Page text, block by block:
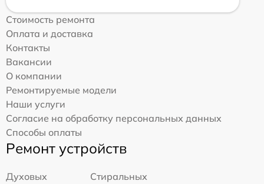
Стоимость ремонта
Оплата и доставка
Контакты
Вакансии
О компании
Ремонтируемые модели
Наши услуги
Согласие на обработку персональных данных
Способы оплаты
Ремонт устройств
Духовых
Стиральных